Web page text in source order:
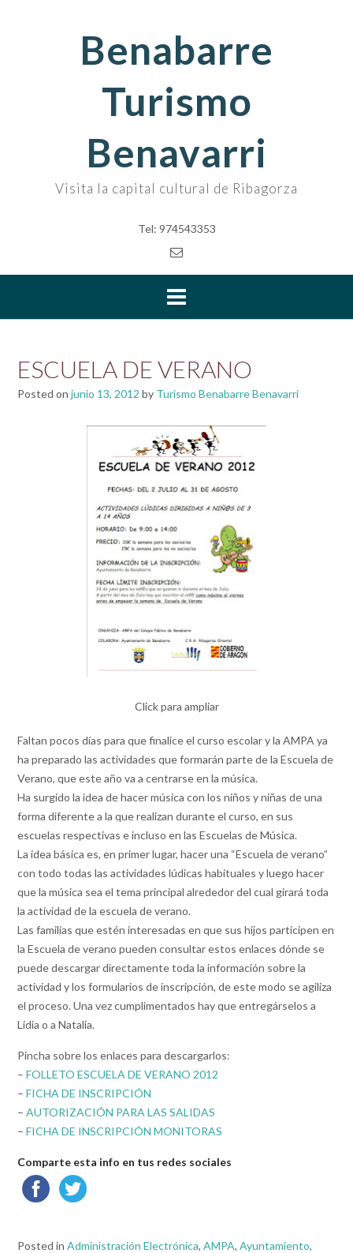
Benabarre
Turismo
Benavarri
Visita la capital cultural de Ribagorza
Tel: 974543353
ESCUELA DE VERANO
Posted on junio 13, 2012 by Turismo Benabarre Benavarri
Click para ampliar
Faltan pocos días para que finalice el curso escolar y la AMPA ya
ha preparado las actividades que formarán parte de la Escuela de
Verano, que este año va a centrarse en la música.
Ha surgido la idea de hacer música con los niños y niñas de una
forma diferente a la que realizan durante el curso, en sus
escuelas respectivas e incluso en las Escuelas de Música.
La idea básica es, en primer lugar, hacer una “Escuela de verano”
con todo todas las actividades lúdicas habituales y luego hacer
que la música sea el tema principal alrededor del cual girará toda
la actividad de la escuela de verano.
Las familias que estén interesadas en que sus hijos participen en
la Escuela de verano pueden consultar estos enlaces dónde se
puede descargar directamente toda la información sobre la
actividad y los formularios de inscripción, de este modo se agiliza
el proceso. Una vez cumplimentados hay que entregárselos a
Lidia o a Natalia.
Pincha sobre los enlaces para descargarlos:
– FOLLETO ESCUELA DE VERANO 2012
– FICHA DE INSCRIPCIÓN
– AUTORIZACIÓN PARA LAS SALIDAS
– FICHA DE INSCRIPCIÓN MONITORAS
Comparte esta info en tus redes sociales
Posted in Administración Electrónica, AMPA, Ayuntamiento,